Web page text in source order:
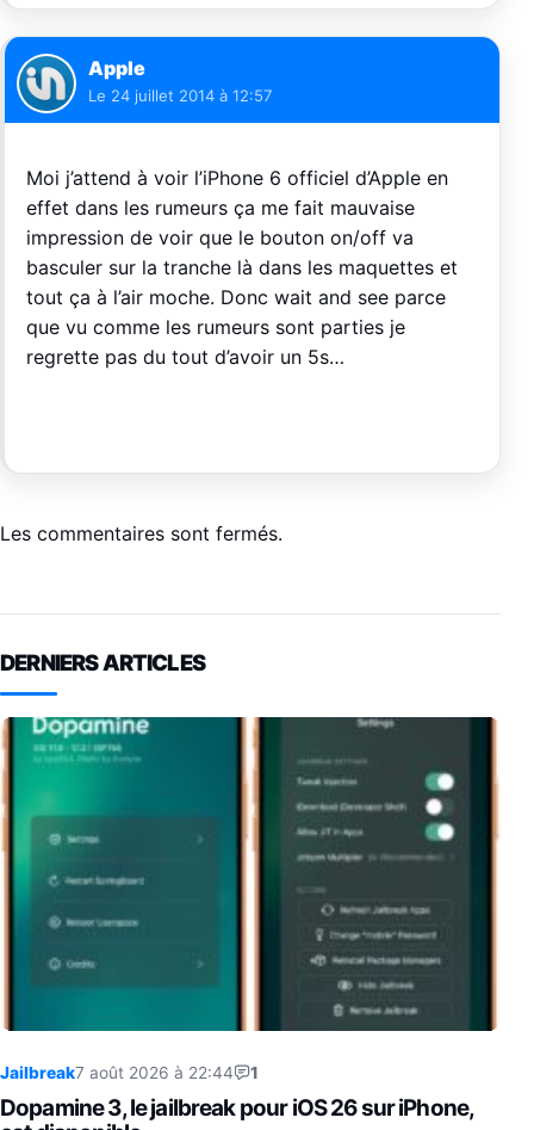
Apple
Le 24 juillet 2014 à 12:57
Moi j’attend à voir l’iPhone 6 officiel d’Apple en
effet dans les rumeurs ça me fait mauvaise
impression de voir que le bouton on/off va
basculer sur la tranche là dans les maquettes et
tout ça à l’air moche. Donc wait and see parce
que vu comme les rumeurs sont parties je
regrette pas du tout d’avoir un 5s…
Les commentaires sont fermés.
DERNIERS ARTICLES
Jailbreak7 août 2026 à 22:44 1
Dopamine 3, le jailbreak pour iOS 26 sur iPhone,